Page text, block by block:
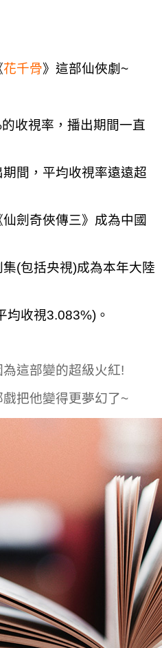
花千骨》 這部仙俠劇~
收視率，播出期間一直
間，平均收視率遠遠超
劍奇俠傳三》成為中國
(包括央視)成為本年大陸
均收視3.083%)。
為這部變的超級火紅!
把他變得更夢幻了~